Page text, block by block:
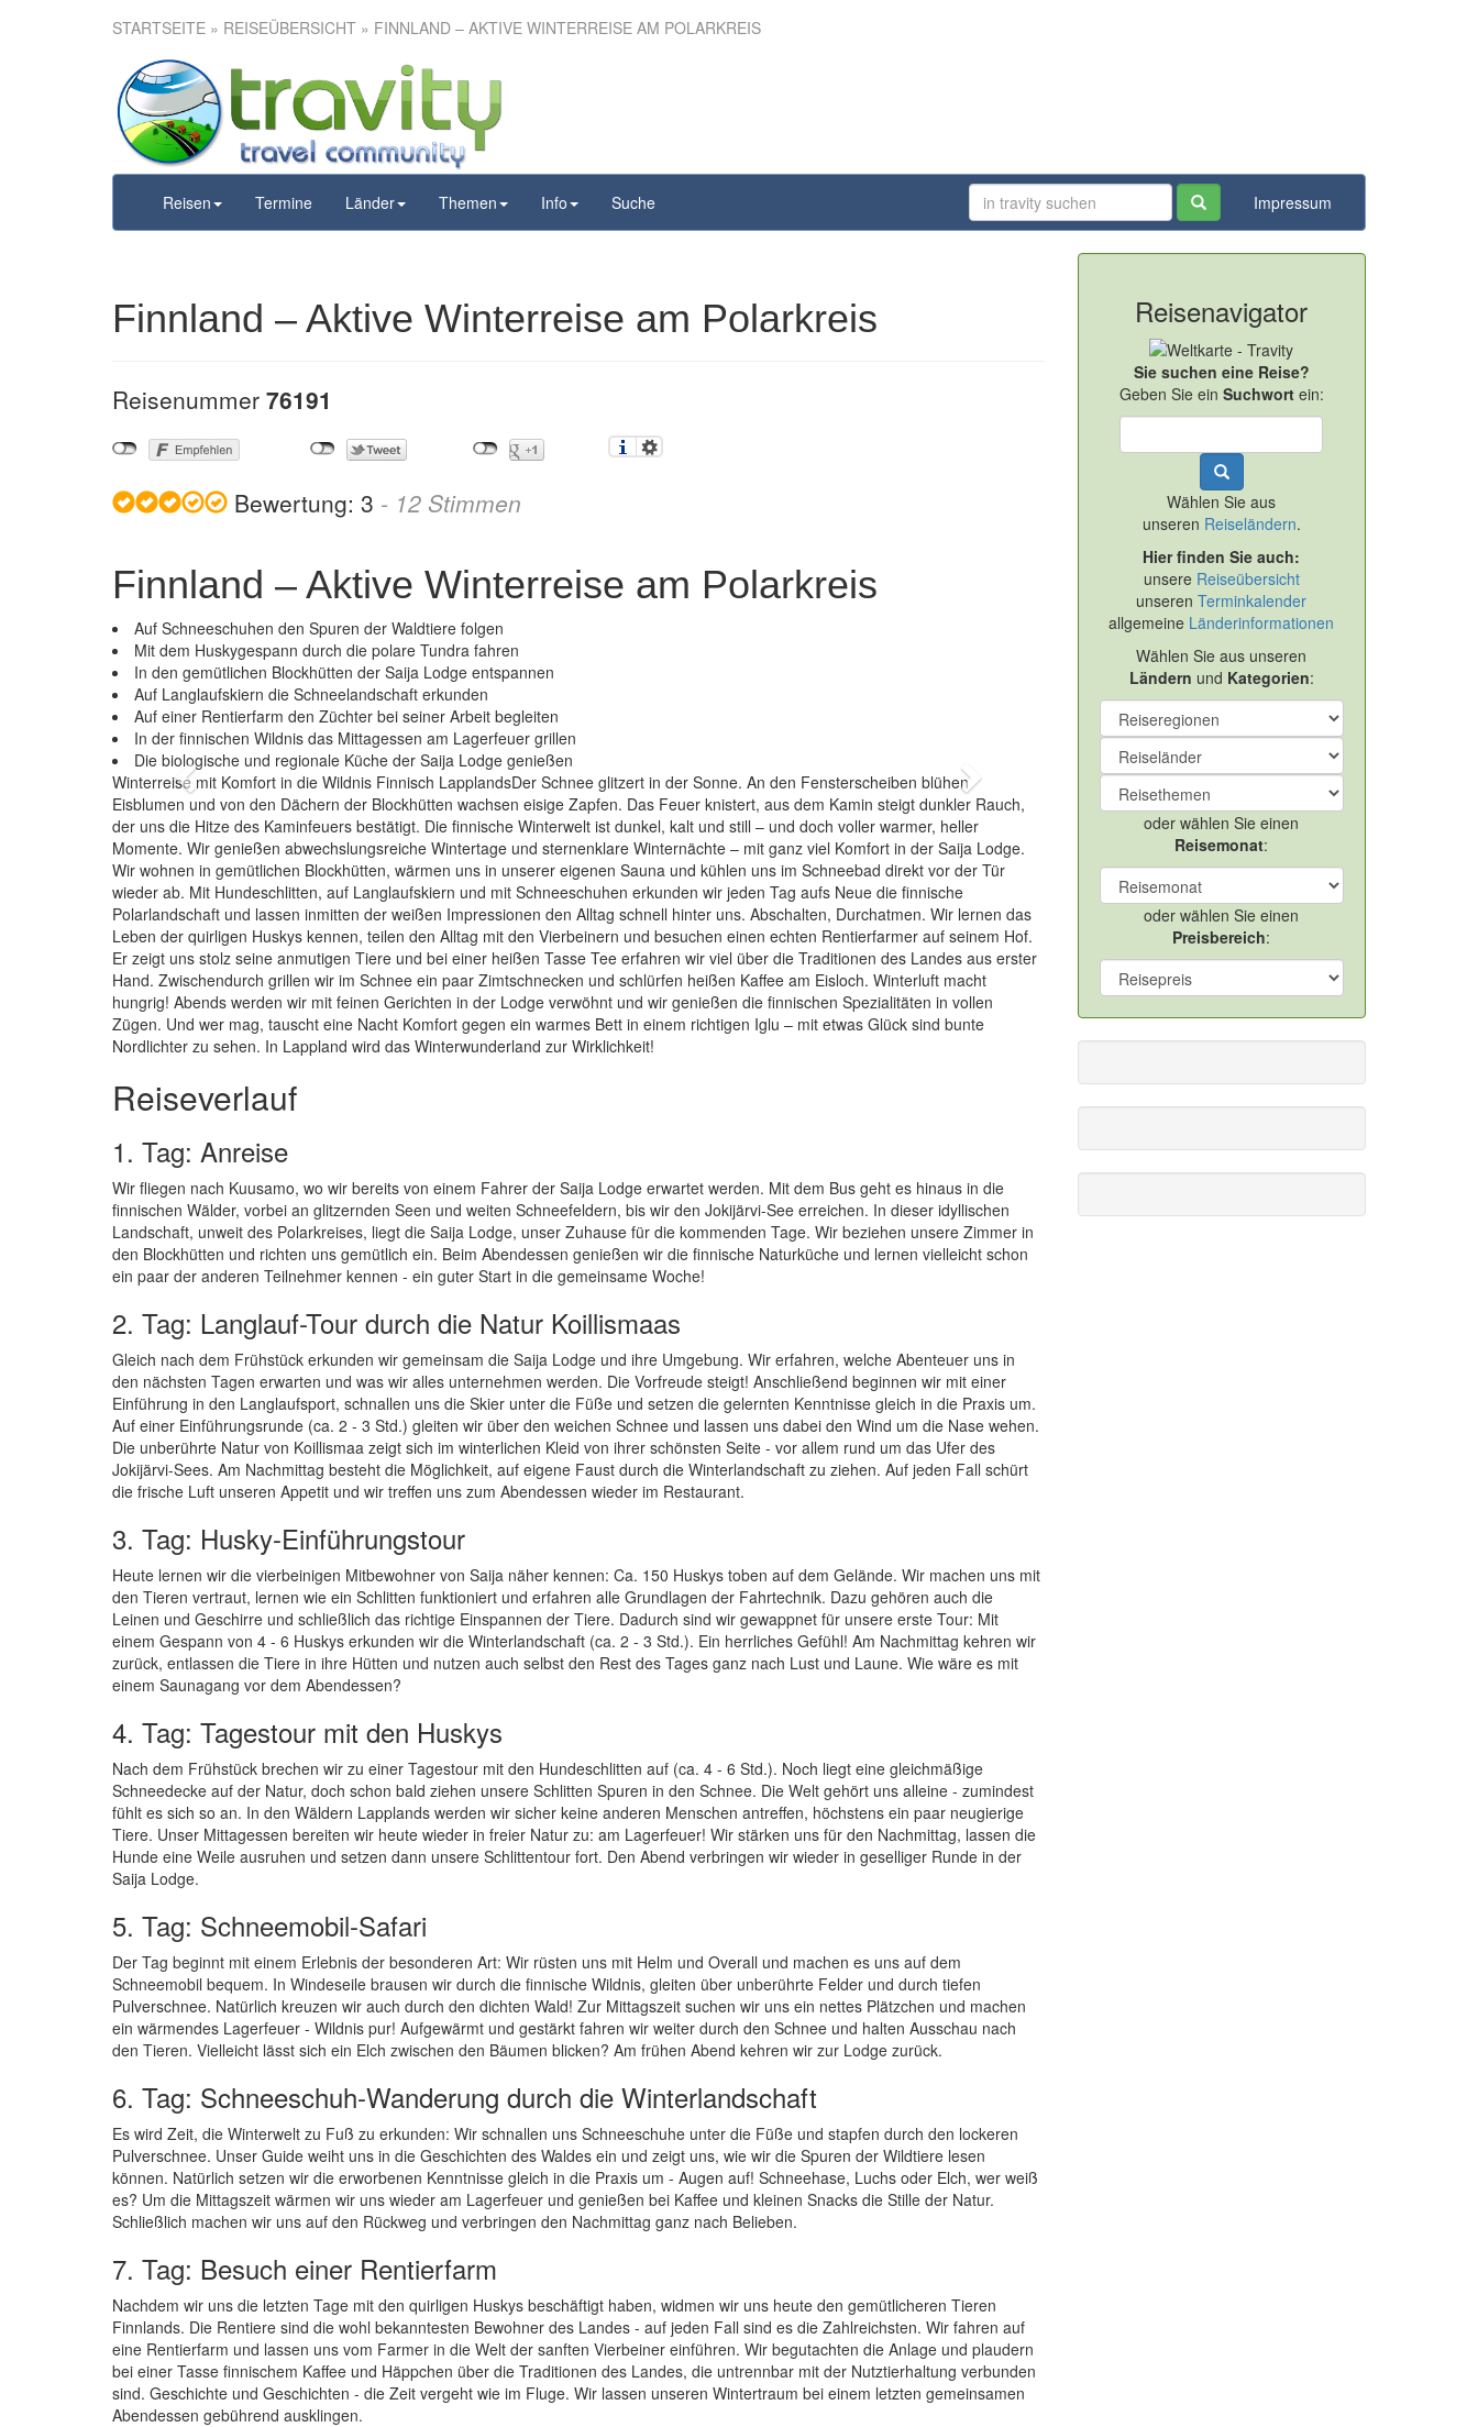
STARTSEITE » REISEÜBERSICHT » FINNLAND – AKTIVE WINTERREISE AM POLARKREIS
Reisen Termine Länder Themen Info Suche Impressum
Finnland – Aktive Winterreise am
Polarkreis
Finnland – Aktive Winterreise am Polarkreis
Reisenummer 76191
Bewertung: 3 - 12 Stimmen
Finnland – Aktive Winterreise am Polarkreis
Auf Schneeschuhen den Spuren der Waldtiere folgen
Mit dem Huskygespann durch die polare Tundra fahren
In den gemütlichen Blockhütten der Saija Lodge entspannen
Auf Langlaufskiern die Schneelandschaft erkunden
Auf einer Rentierfarm den Züchter bei seiner Arbeit begleiten
In der finnischen Wildnis das Mittagessen am Lagerfeuer grillen
Die biologische und regionale Küche der Saija Lodge genießen
Previous Next
Winterreise mit Komfort in die Wildnis Finnisch LapplandsDer Schnee glitzert in der Sonne. An den Fensterscheiben blühen
Eisblumen und von den Dächern der Blockhütten wachsen eisige Zapfen. Das Feuer knistert, aus dem Kamin steigt dunkler Rauch,
der uns die Hitze des Kaminfeuers bestätigt. Die finnische Winterwelt ist dunkel, kalt und still – und doch voller warmer, heller
Momente. Wir genießen abwechslungsreiche Wintertage und sternenklare Winternächte – mit ganz viel Komfort in der Saija Lodge.
Wir wohnen in gemütlichen Blockhütten, wärmen uns in unserer eigenen Sauna und kühlen uns im Schneebad direkt vor der Tür
wieder ab. Mit Hundeschlitten, auf Langlaufskiern und mit Schneeschuhen erkunden wir jeden Tag aufs Neue die finnische
Polarlandschaft und lassen inmitten der weißen Impressionen den Alltag schnell hinter uns. Abschalten, Durchatmen. Wir lernen das
Leben der quirligen Huskys kennen, teilen den Alltag mit den Vierbeinern und besuchen einen echten Rentierfarmer auf seinem Hof.
Er zeigt uns stolz seine anmutigen Tiere und bei einer heißen Tasse Tee erfahren wir viel über die Traditionen des Landes aus erster
Hand. Zwischendurch grillen wir im Schnee ein paar Zimtschnecken und schlürfen heißen Kaffee am Eisloch. Winterluft macht
hungrig! Abends werden wir mit feinen Gerichten in der Lodge verwöhnt und wir genießen die finnischen Spezialitäten in vollen
Zügen. Und wer mag, tauscht eine Nacht Komfort gegen ein warmes Bett in einem richtigen Iglu – mit etwas Glück sind bunte
Nordlichter zu sehen. In Lappland wird das Winterwunderland zur Wirklichkeit!
Reiseverlauf
1. Tag: Anreise
Wir fliegen nach Kuusamo, wo wir bereits von einem Fahrer der Saija Lodge erwartet werden. Mit dem Bus geht es hinaus in die
finnischen Wälder, vorbei an glitzernden Seen und weiten Schneefeldern, bis wir den Jokijärvi-See erreichen. In dieser idyllischen
Landschaft, unweit des Polarkreises, liegt die Saija Lodge, unser Zuhause für die kommenden Tage. Wir beziehen unsere Zimmer in
den Blockhütten und richten uns gemütlich ein. Beim Abendessen genießen wir die finnische Naturküche und lernen vielleicht schon
ein paar der anderen Teilnehmer kennen - ein guter Start in die gemeinsame Woche!
2. Tag: Langlauf-Tour durch die Natur Koillismaas
Gleich nach dem Frühstück erkunden wir gemeinsam die Saija Lodge und ihre Umgebung. Wir erfahren, welche Abenteuer uns in
den nächsten Tagen erwarten und was wir alles unternehmen werden. Die Vorfreude steigt! Anschließend beginnen wir mit einer
Einführung in den Langlaufsport, schnallen uns die Skier unter die Füße und setzen die gelernten Kenntnisse gleich in die Praxis um.
Auf einer Einführungsrunde (ca. 2 - 3 Std.) gleiten wir über den weichen Schnee und lassen uns dabei den Wind um die Nase wehen.
Die unberührte Natur von Koillismaa zeigt sich im winterlichen Kleid von ihrer schönsten Seite - vor allem rund um das Ufer des
Jokijärvi-Sees. Am Nachmittag besteht die Möglichkeit, auf eigene Faust durch die Winterlandschaft zu ziehen. Auf jeden Fall schürt
die frische Luft unseren Appetit und wir treffen uns zum Abendessen wieder im Restaurant.
3. Tag: Husky-Einführungstour
Heute lernen wir die vierbeinigen Mitbewohner von Saija näher kennen: Ca. 150 Huskys toben auf dem Gelände. Wir machen uns mit
den Tieren vertraut, lernen wie ein Schlitten funktioniert und erfahren alle Grundlagen der Fahrtechnik. Dazu gehören auch die
Leinen und Geschirre und schließlich das richtige Einspannen der Tiere. Dadurch sind wir gewappnet für unsere erste Tour: Mit
einem Gespann von 4 - 6 Huskys erkunden wir die Winterlandschaft (ca. 2 - 3 Std.). Ein herrliches Gefühl! Am Nachmittag kehren wir
zurück, entlassen die Tiere in ihre Hütten und nutzen auch selbst den Rest des Tages ganz nach Lust und Laune. Wie wäre es mit
einem Saunagang vor dem Abendessen?
4. Tag: Tagestour mit den Huskys
Nach dem Frühstück brechen wir zu einer Tagestour mit den Hundeschlitten auf (ca. 4 - 6 Std.). Noch liegt eine gleichmäßige
Schneedecke auf der Natur, doch schon bald ziehen unsere Schlitten Spuren in den Schnee. Die Welt gehört uns alleine - zumindest
fühlt es sich so an. In den Wäldern Lapplands werden wir sicher keine anderen Menschen antreffen, höchstens ein paar neugierige
Tiere. Unser Mittagessen bereiten wir heute wieder in freier Natur zu: am Lagerfeuer! Wir stärken uns für den Nachmittag, lassen die
Hunde eine Weile ausruhen und setzen dann unsere Schlittentour fort. Den Abend verbringen wir wieder in geselliger Runde in der
Saija Lodge.
5. Tag: Schneemobil-Safari
Der Tag beginnt mit einem Erlebnis der besonderen Art: Wir rüsten uns mit Helm und Overall und machen es uns auf dem
Schneemobil bequem. In Windeseile brausen wir durch die finnische Wildnis, gleiten über unberührte Felder und durch tiefen
Pulverschnee. Natürlich kreuzen wir auch durch den dichten Wald! Zur Mittagszeit suchen wir uns ein nettes Plätzchen und machen
ein wärmendes Lagerfeuer - Wildnis pur! Aufgewärmt und gestärkt fahren wir weiter durch den Schnee und halten Ausschau nach
den Tieren. Vielleicht lässt sich ein Elch zwischen den Bäumen blicken? Am frühen Abend kehren wir zur Lodge zurück.
6. Tag: Schneeschuh-Wanderung durch die Winterlandschaft
Es wird Zeit, die Winterwelt zu Fuß zu erkunden: Wir schnallen uns Schneeschuhe unter die Füße und stapfen durch den lockeren
Pulverschnee. Unser Guide weiht uns in die Geschichten des Waldes ein und zeigt uns, wie wir die Spuren der Wildtiere lesen
können. Natürlich setzen wir die erworbenen Kenntnisse gleich in die Praxis um - Augen auf! Schneehase, Luchs oder Elch, wer weiß
es? Um die Mittagszeit wärmen wir uns wieder am Lagerfeuer und genießen bei Kaffee und kleinen Snacks die Stille der Natur.
Schließlich machen wir uns auf den Rückweg und verbringen den Nachmittag ganz nach Belieben.
7. Tag: Besuch einer Rentierfarm
Nachdem wir uns die letzten Tage mit den quirligen Huskys beschäftigt haben, widmen wir uns heute den gemütlicheren Tieren
Finnlands. Die Rentiere sind die wohl bekanntesten Bewohner des Landes - auf jeden Fall sind es die Zahlreichsten. Wir fahren auf
eine Rentierfarm und lassen uns vom Farmer in die Welt der sanften Vierbeiner einführen. Wir begutachten die Anlage und plaudern
bei einer Tasse finnischem Kaffee und Häppchen über die Traditionen des Landes, die untrennbar mit der Nutztierhaltung verbunden
sind. Geschichte und Geschichten - die Zeit vergeht wie im Fluge. Wir lassen unseren Wintertraum bei einem letzten gemeinsamen
Abendessen gebührend ausklingen.
Reisenavigator
Sie suchen eine Reise?
Geben Sie ein Suchwortein:
Wählen Sie aus
unseren Reiseländern.
Hier finden Sie auch:
unsere Reiseübersicht
unserenTerminkalender
allgemeine Länderinformationen
Wählen Sie aus unseren
Ländern und Kategorien:
oder wählen Sie einen
Reisemonat:
oder wählen Sie einen
Preisbereich: